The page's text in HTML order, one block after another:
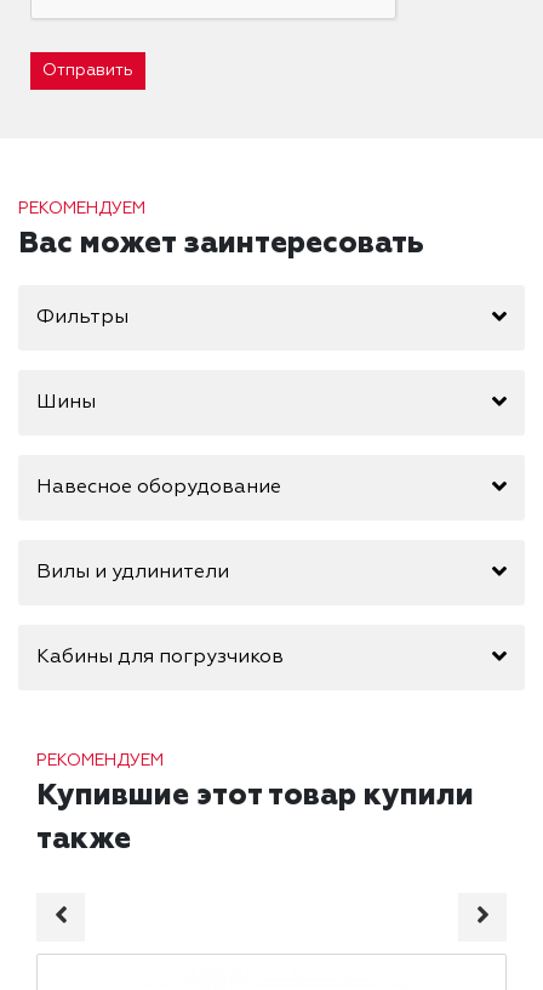
Отправить
РЕКОМЕНДУЕМ
Вас может заинтересовать
Фильтры
Шины
Навесное оборудование
Вилы и удлинители
Кабины для погрузчиков
РЕКОМЕНДУЕМ
Купившие этот товар купили
также